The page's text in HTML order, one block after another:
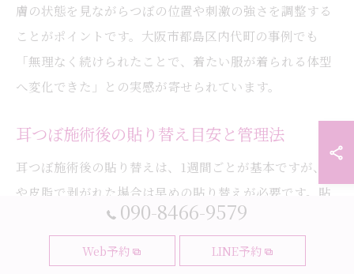
膚の状態を見ながらつぼの位置や刺激の強さを調整する
ことがポイントです。大阪市都島区内代町の事例でも
「無理なく続けられたことで、着たい服が着られる体型
へ変化できた」との実感が寄せられています。
耳つぼ施術後の貼り替え目安と管理法
耳つぼ施術後の貼り替えは、1週間ごとが基本ですが、汗
や皮脂で剥がれた場合は早めの貼り替えが必要です。貼
り替え時は、前回と同じ場所ではなく、数ミリずらすこ
とで皮膚トラブルを予防できます。
090-8466-9579
Web予約 LINE予約